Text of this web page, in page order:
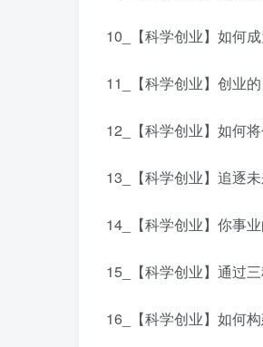
10_【科学创业】如何
11_【科学创业】创业
12_【科学创业】如何
13_【科学创业】追逐
14_【科学创业】你事
15_【科学创业】通过
16_【科学创业】如何